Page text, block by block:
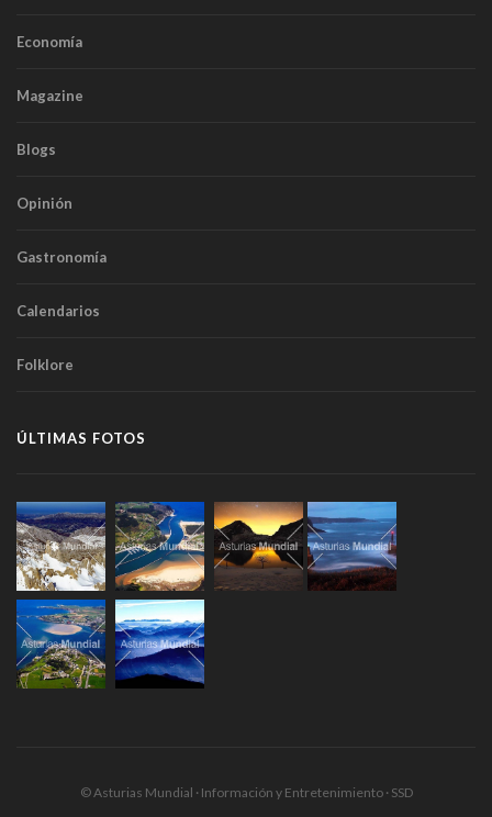
Economía
Magazine
Blogs
Opinión
Gastronomía
Calendarios
Folklore
ÚLTIMAS FOTOS
© Asturias Mundial · Información y Entretenimiento · SSD